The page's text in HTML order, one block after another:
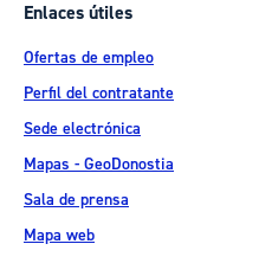
Enlaces útiles
Ofertas de empleo
Perfil del contratante
Sede electrónica
Mapas - GeoDonostia
Sala de prensa
Mapa web